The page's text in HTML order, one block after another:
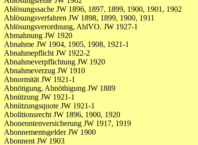
Ablösungssache JW 1896, 1897, 1899, 1900, 1901, 1902
Ablösungsverfahren JW 1898, 1899, 1900, 1911
Ablösungsverordnung, AblVO. JW 1927-1
Abmahnung JW 1920
Abnahme JW 1904, 1905, 1908, 1921-1
Abnahmepflicht JW 1922-2
Abnahmeverpflichtung JW 1920
Abnahmeverzug JW 1910
Abnormität JW 1921-1
Abnötigung, Abnöthigung JW 1889
Abnützung JW 1921-1
Abnützungsquote JW 1921-1
Abolitionsrecht JW 1896, 1900, 1920
Abonenntenversicherung JW 1917, 1919
Abonnementsgelder JW 1900
Abonnent JW 1903